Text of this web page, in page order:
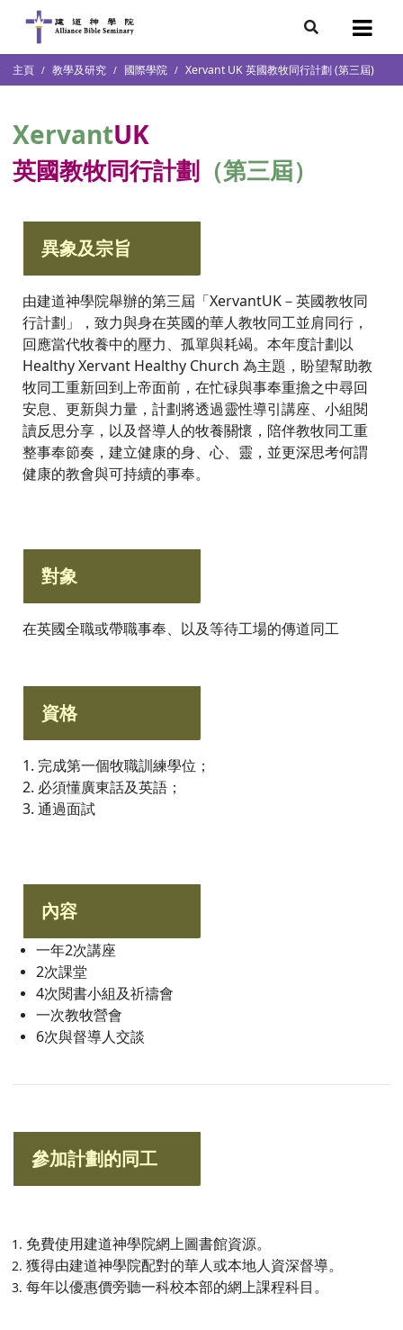
學院
主頁 教學及研究 國際學院 Xervant UK 英國教牧同行計劃 (第三屆)
XervantUK
英國教牧同行計劃 （第三屆）
異象及宗旨
由建道神學院舉辦的第三屆「XervantUK－英國教牧同
行計劃」，致力與身在英國的華人教牧同工並肩同行，
回應當代牧養中的壓力、孤單與耗竭。本年度計劃以
Healthy Xervant Healthy Church 為主題，盼望幫助教
牧同工重新回到上帝面前，在忙碌與事奉重擔之中尋回
安息、更新與力量，計劃將透過靈性導引講座、小組閱
讀反思分享，以及督導人的牧養關懷，陪伴教牧同工重
整事奉節奏，建立健康的身、心、靈，並更深思考何謂
健康的教會與可持續的事奉。
對象
在英國全職或帶職事奉、以及等待工場的傳道同工
資格
1. 完成第一個牧職訓練學位；
2. 必須懂廣東話及英語；
3. 通過面試
內容
一年2次講座
2次課堂
4次閱書小組及祈禱會
一次教牧營會
6次與督導人交談
參加計劃的同工
免費使用建道神學院網上圖書館資源。
獲得由建道神學院配對的華人或本地人資深督導。
每年以優惠價旁聽一科校本部的網上課程科目。